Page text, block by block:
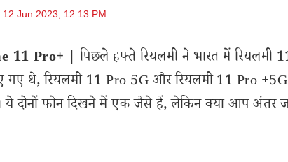
12 Jun 2023, 12.13 PM
11 Pro+ | पिछले हफ्ते रियलमी ने भारत में रियलमी
गए थे, रियलमी 11 Pro 5G और रियलमी 11 Pro
ये दोनों फोन दिखने में एक जैसे हैं, लेकिन क्या आप अंतर